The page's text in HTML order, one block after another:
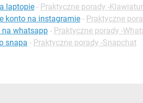
laptopie - Praktyczne porady -
konto na instagramie - Praktyczne
whatsapp - Praktyczne porady -
snapa - Praktyczne porady -Snapchat